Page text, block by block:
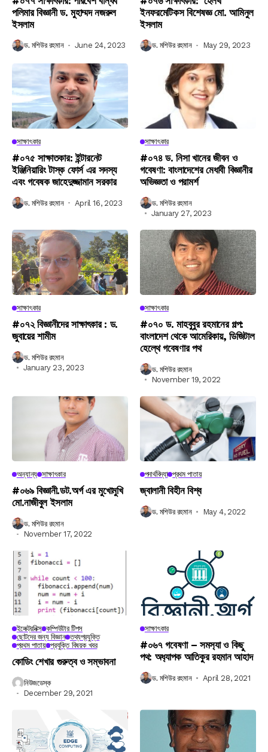
পলিমার বিজ্ঞানী ড. মুহাম্মদ নজরুল
ইসলাম
ড. মশিউর রহমান June 24, 2023
ইনফরমেটিকস বিশেষজ্ঞ মো. আমিনুল
ইসলাম
ড. মশিউর রহমান May 29, 2023
সাক্ষাৎকার
#০৭৫ সাক্ষাতকার: ইন্টারনেট
ইঞ্জিনিয়ারিং টাস্ক ফোর্স এর সদস্য
এবং গবেষক জাহেদুজ্জামান সরকার
ড. মশিউর রহমান April 16, 2023
সাক্ষাৎকার
#০৭৪ ড. নিসা খানের জীবন ও
গবেষণা: বাংলাদেশের মেধাবী বিজ্ঞানীর
অভিজ্ঞতা ও পরামর্শ
ড. মশিউর রহমান
January 27, 2023
সাক্ষাৎকার
#০৭২ বিজ্ঞানীদের সাক্ষাৎকার : ড.
জুবায়ের শামীম
ড. মশিউর রহমান
January 23, 2023
সাক্ষাৎকার
#০৭০ ড. মাহবুবুর রহমানের গল্প:
বাংলাদেশ থেকে আমেরিকায়, ডিজিটাল
হেল্থে গবেষণার পথ
ড. মশিউর রহমান
November 19, 2022
অন্যান্য সাক্ষাৎকার
#০৬৯ বিজ্ঞানী.ডট.অর্গ এর মুখোমুখি
মো.নাজীবুল ইসলাম
ড. মশিউর রহমান
November 17, 2022
পদার্থবিদ্যা প্রথম পাতায়
জ্বালানী বিহীন বিশ্ব
ড. মশিউর রহমান May 4, 2022
ইলেক্ট্রনিক্স কম্পিউটার টিপস
ছোটদের জন্য বিজ্ঞান তথ্যপ্রযুক্তি
প্রথম পাতায় প্রযুক্তি বিষয়ক খবর
কোডিং শেখার গুরুত্ব ও সম্ভাবনা
নিউজডেস্ক
December 29, 2021
সাক্ষাৎকার
#০৬৭ গবেষণা – সমস‍্যা ও কিছু
পথ: অধ‍্যাপক আতিকুর রহমান আহাদ
ড. মশিউর রহমান April 28, 2021